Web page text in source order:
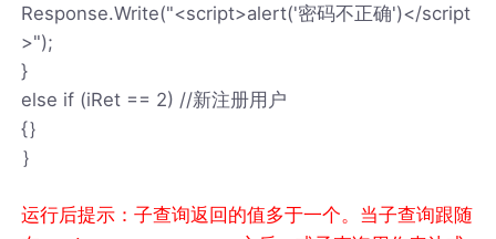
Response.Write("<script>alert('密码不正确')</script
>");
}
else if (iRet == 2) //新注册用户
{｝
｝
运行后提示：子查询返回的值多于一个。当子查询跟随